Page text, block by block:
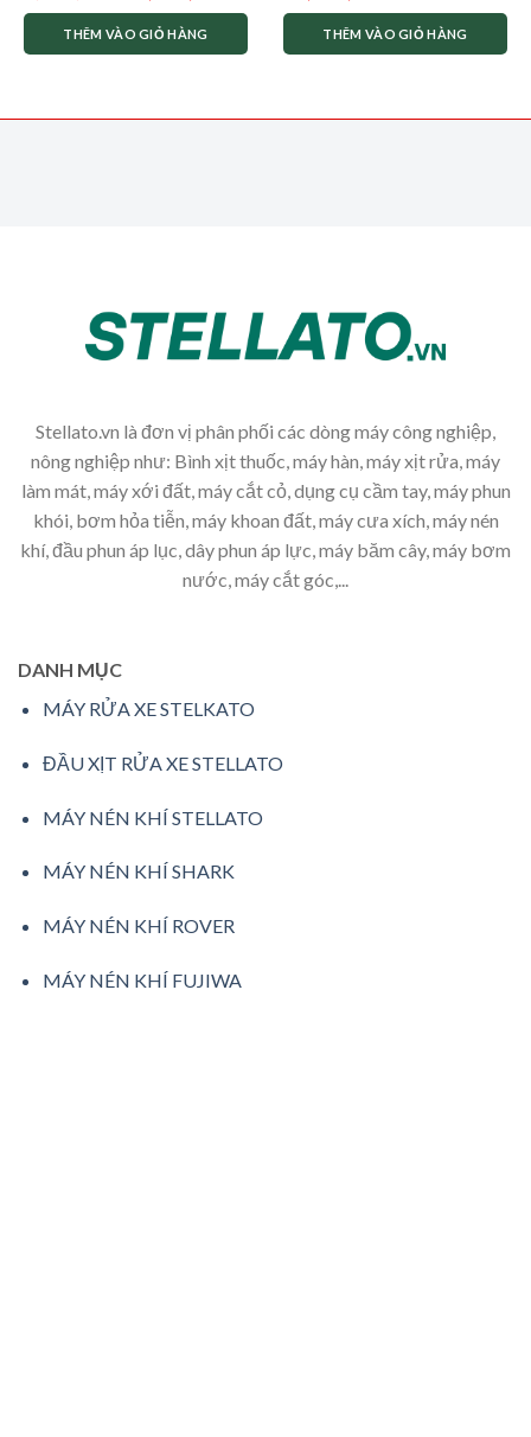
sạc)
là:
4,850,000₫.
tại
4,210,000₫.
THÊM VÀO GIỎ HÀNG
3500W
THÊM VÀO GIỎ HÀNG
Stellato.vn là đơn vị phân phối các dòng máy công nghiệp,
nông nghiệp như: Bình xịt thuốc, máy hàn, máy xịt rửa, máy
làm mát, máy xới đất, máy cắt cỏ, dụng cụ cầm tay, máy phun
khói, bơm hỏa tiễn, máy khoan đất, máy cưa xích, máy nén
khí, đầu phun áp lục, dây phun áp lực, máy băm cây, máy bơm
nước, máy cắt góc,...
DANH MỤC
MÁY RỬA XE STELKATO
ĐẦU XỊT RỬA XE STELLATO
MÁY NÉN KHÍ STELLATO
MÁY NÉN KHÍ SHARK
MÁY NÉN KHÍ ROVER
MÁY NÉN KHÍ FUJIWA